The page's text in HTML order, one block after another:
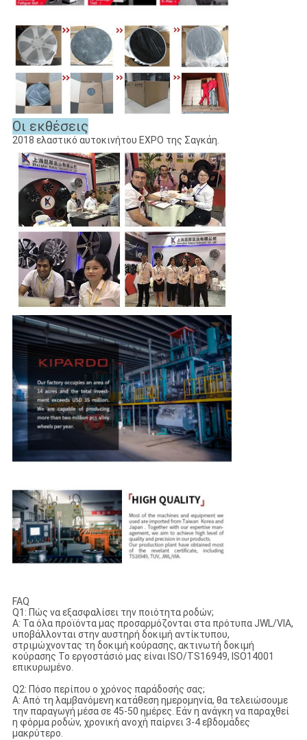
Οι εκθέσεις
2018 ελαστικό αυτοκινήτου EXPO της Σαγκάη.
FAQ
Q1: Πώς να εξασφαλίσει την ποιότητα ροδών;
Α: Τα όλα προϊόντα μας προσαρμόζονται στα πρότυπα JWL/VIA,
υποβάλλονται στην αυστηρή δοκιμή αντίκτυπου,
στριμώχνοντας τη δοκιμή κούρασης, ακτινωτή δοκιμή
κούρασης Το εργοστάσιό μας είναι ISO/TS16949, ISO14001
επικυρωμένο.
Q2: Πόσο περίπου ο χρόνος παράδοσής σας;
Α: Από τη λαμβανόμενη κατάθεση ημερομηνία, θα τελειώσουμε
την παραγωγή μέσα σε 45-50 ημέρες. Εάν η ανάγκη να παραχθεί
η φόρμα ροδών, χρονική ανοχή παίρνει 3-4 εβδομάδες
μακρύτερο.